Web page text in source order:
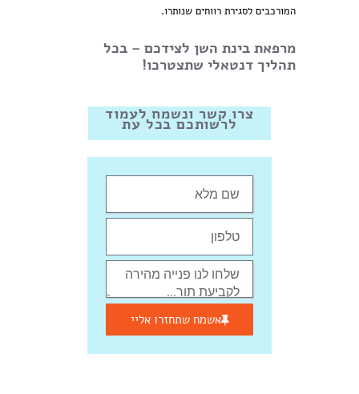
המורכבים לסגירת רווחים שנותרו.
מרפאת בינת השן לצידכם – בכל
תהליך דנטאלי שתצטרכו!
צרו קשר ונשמח לעמוד
לרשותכם בכל עת
אשמח שתחזרו אליי